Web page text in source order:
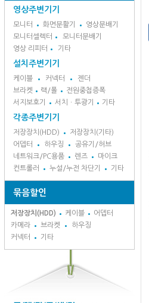
영상주변기기
모니터 화면분활기
영상분배기
모니터셀렉터
모니터분배기
영상 리피터
기타
설치주변기기
케이블 커넥터
젠더
브라켓
랙/폴
전원중첩증폭
서지보호기
서치ㆍ투광기 기타
각종주변기기
저장장치(HDD)
저장장치(기타)
어뎁터
하우징
공유기/허브
네트워크/PC용품
렌즈
마이크
컨트롤러
누설/누전 차단기 기타
묶음할인
저장장치(HDD) 케이블
어뎁터
카메라
브라켓
하우징
커넥터
기타